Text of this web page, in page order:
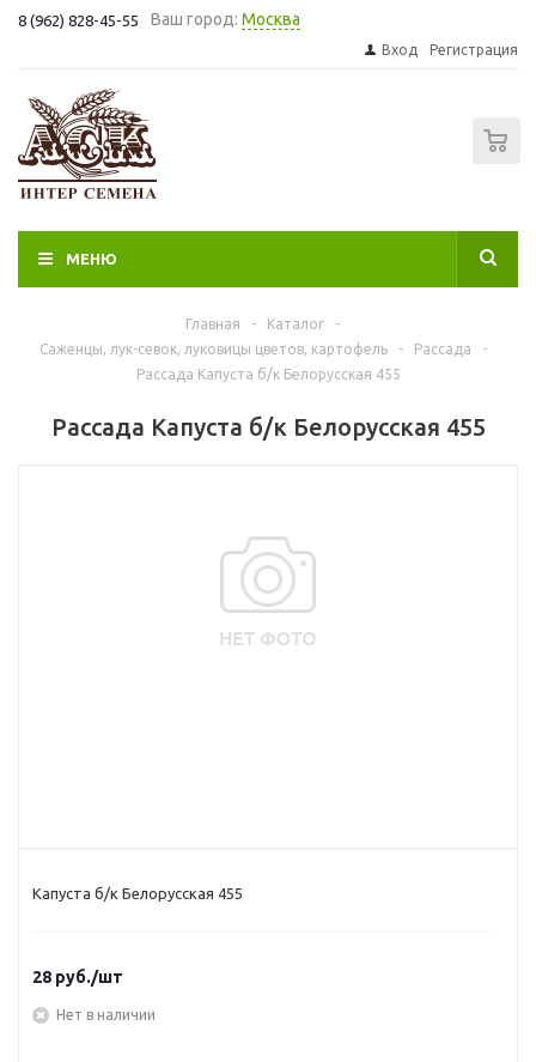
8 (962) 828-45-55 Ваш город: Москва
Вход Регистрация
МЕНЮ
Главная - Каталог
-
Саженцы, лук-севок, луковицы цветов, картофель
- Рассада
-
Рассада Капуста б/к Белорусская 455
Рассада Капуста б/к Белорусская 455
Капуста б/к Белорусская 455
28 руб./шт
Нет в наличии